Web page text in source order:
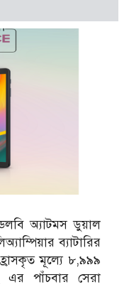
অ্যাটমস ডুয়াল
ব্যাটারির
মূল্যে ৮,৯৯৯
এর পাঁচবার সেরা